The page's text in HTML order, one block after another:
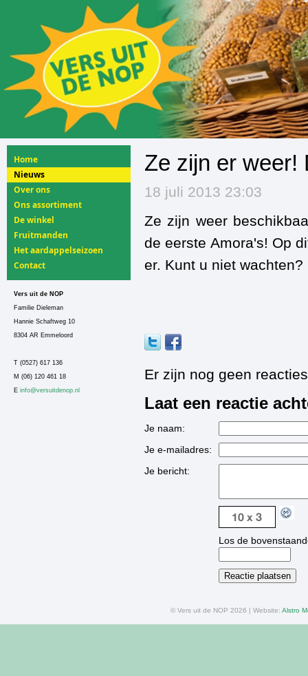
Home
Nieuws
Over ons
Ons assortiment
De winkel
Fruitmanden
Het aardappelseizoen
Contact
Vers uit de NOP
Familie Dieleman
Hannie Schaftweg 10
8304 AR Emmeloord
T (0527) 617 136
M (06) 120 461 18
E info@versuitdenop.nl
Ze zijn er weer!
18 juli 2013 23:03
Ze zijn weer
de eerste Amora's! Op
er. Kunt u niet
Er zijn nog geen
Laat een reactie
Je naam:
Je e-mailadres:
Je bericht:
Los de
© Vers uit de NOP 2026 | Website: Alstro